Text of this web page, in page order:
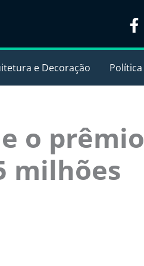
e Decoração Política
o prêmio
milhões